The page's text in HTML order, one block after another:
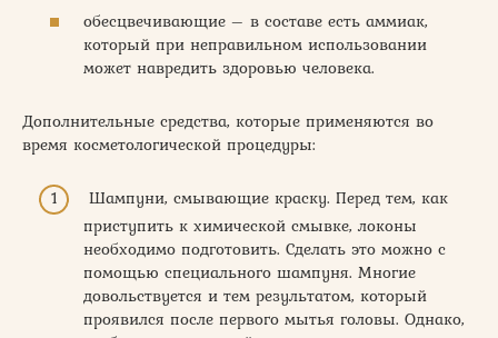
обесцвечивающие – в составе есть аммиак,
который при неправильном использовании
может навредить здоровью человека.
Дополнительные средства, которые применяются во
время косметологической процедуры:
Шампуни, смывающие краску. Перед тем, как
приступить к химической смывке, локоны
необходимо подготовить. Сделать это можно с
помощью специального шампуня. Многие
довольствуется и тем результатом, который
проявился после первого мытья головы. Однако,